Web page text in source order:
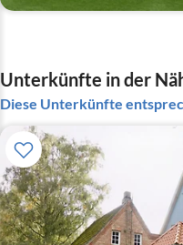
Unterkünfte in der
Diese Unterkünfte